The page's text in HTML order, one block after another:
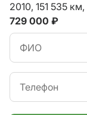
2010, 151 535 км,
729 000 ₽